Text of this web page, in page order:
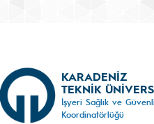
KARADENİZ
TEKNİK
İşyeri Sağlık ve
Koordinatörlüğü